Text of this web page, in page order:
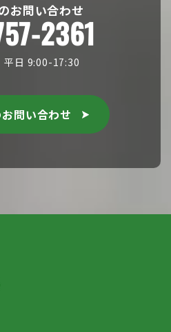
お問い合わせ
2361
日 9:00-17:30
問い合わせ